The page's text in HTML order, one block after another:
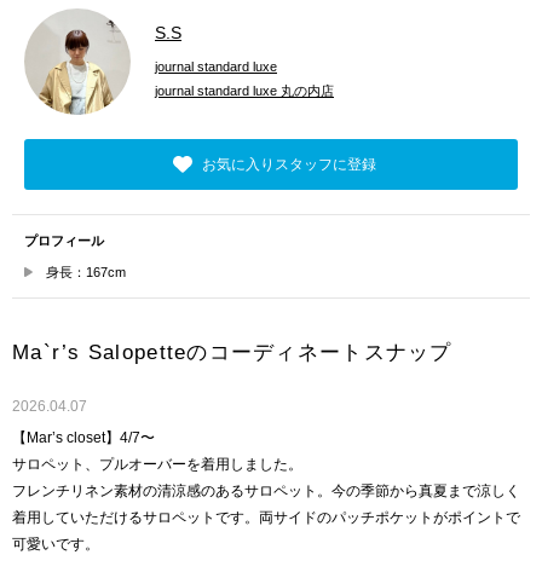
S.S
journal standard luxe
journal standard luxe 丸の内店
お気に入りスタッフに登録
プロフィール
身長：167cm
Ma`r’s Salopetteのコーディネートスナップ
2026.04.07
【Mar’s closet】4/7〜
サロペット、プルオーバーを着用しました。
フレンチリネン素材の清涼感のあるサロペット。今の季節から真夏まで涼しく
着用していただけるサロペットです。両サイドのパッチポケットがポイントで
可愛いです。